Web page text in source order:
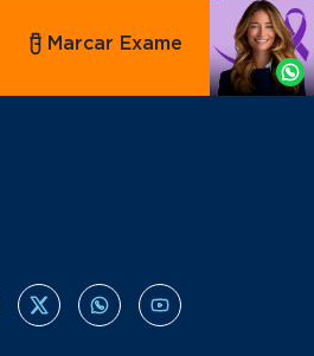
Agende
por
Whatsapp
Marcar Exame